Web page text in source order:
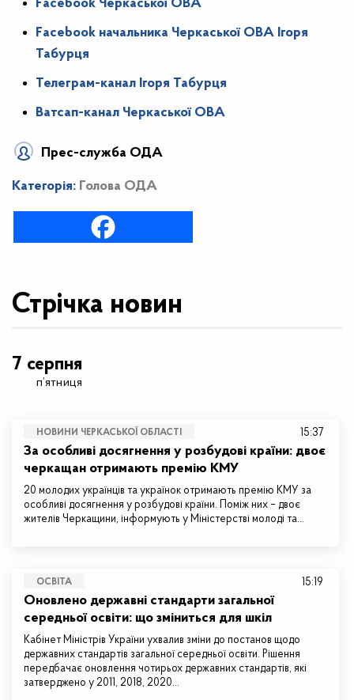
Facebook Черкаської ОВА
Facebook начальника Черкаської ОВА Ігоря
Табурця
Телеграм-канал Ігоря Табурця
Ватсап-канал Черкаської ОВА
Прес-служба ОДА
Категорія: Голова ОДА
Стрічка новин
7 серпня
п’ятниця
НОВИНИ ЧЕРКАСЬКОЇ ОБЛАСТІ
За особливі досягнення у розбудові країни: двоє
черкащан отримають премію КМУ
20 молодих українців та українок отримають премію КМУ за
особливі досягнення у розбудові країни. Поміж них – двоє
жителів Черкащини, інформують у Міністерстві молоді та…
15:37
ОСВІТА
Оновлено державні стандарти загальної
середньої освіти: що зміниться для шкіл
Кабінет Міністрів України ухвалив зміни до постанов щодо
державних стандартів загальної середньої освіти. Рішення
передбачає оновлення чотирьох державних стандартів, які
затверджено у 2011, 2018, 2020…
15:19